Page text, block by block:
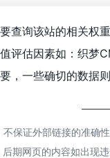
查询该站的相关权
评估因素如：织梦
，一些确切的数据
保证外部链接的准
期网页的内容如出现